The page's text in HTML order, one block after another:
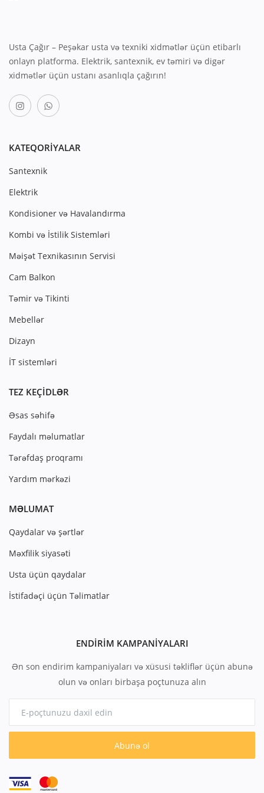
Usta Çağır – Peşəkar usta və texniki xidmətlər üçün etibarlı
onlayn platforma. Elektrik, santexnik, ev təmiri və digər
xidmətlər üçün ustanı asanlıqla çağırın!
KATEQORIYALAR
Santexnik
Elektrik
Kondisioner və Havalandırma
Kombi və İstilik Sistemləri
Məişət Texnikasının Servisi
Cam Balkon
Təmir və Tikinti
Mebellər
Dizayn
İT sistemləri
TEZ KEÇIDLƏR
Əsas səhifə
Faydalı məlumatlar
Tərəfdaş proqramı
Yardım mərkəzi
MƏLUMAT
Qaydalar və şərtlər
Məxfilik siyasəti
Usta üçün qaydalar
İstifadəçi üçün Təlimatlar
ENDIRIM KAMPANIYALARI
Ən son endirim kampaniyaları və xüsusi təkliflər üçün abunə
olun və onları birbaşa poçtunuza alın
Abunə ol